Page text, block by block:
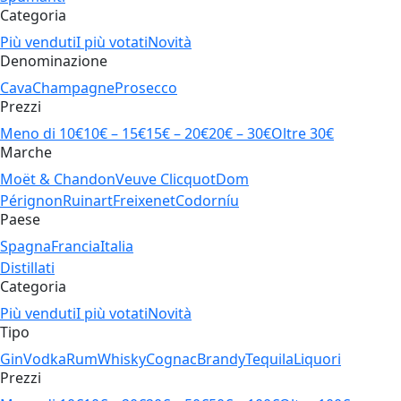
Categoria
Più vendutiI più votatiNovità
Denominazione
CavaChampagneProsecco
Prezzi
Meno di 10€10€ – 15€15€ – 20€20€ – 30€Oltre 30€
Marche
Moët & ChandonVeuve ClicquotDom
PérignonRuinartFreixenetCodorníu
Paese
SpagnaFranciaItalia
Distillati
Categoria
Più vendutiI più votatiNovità
Tipo
GinVodkaRumWhiskyCognacBrandyTequilaLiquori
Prezzi